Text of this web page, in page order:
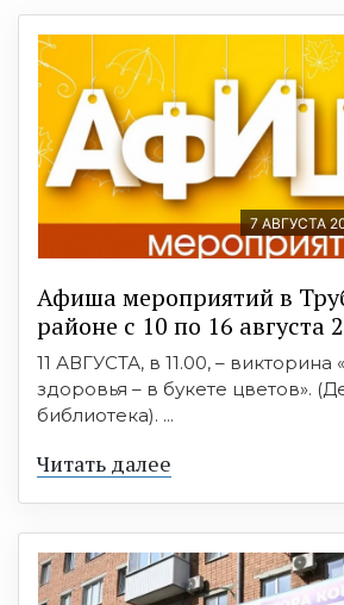
7 АВГУСТА
Афиша мероприятий в
районе с 10 по 16 августа
11 АВГУСТА, в 11.00, – викторина
здоровья – в букете цветов».
библиотека). ...
Читать далее